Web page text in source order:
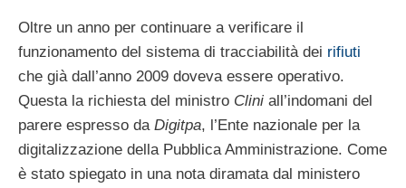
Oltre un anno per continuare a verificare il
funzionamento del sistema di tracciabilità dei rifiuti
che già dall’anno 2009 doveva essere operativo.
Questa la richiesta del ministro Clini all’indomani del
parere espresso da Digitpa, l’Ente nazionale per la
digitalizzazione della Pubblica Amministrazione. Come
è stato spiegato in una nota diramata dal ministero